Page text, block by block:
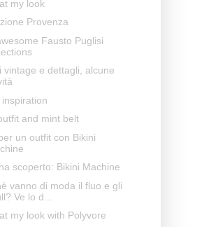
my look
Provenza
Fausto Puglisi
vintage e dettagli, alcune
inspiration
and mint belt
un outfit con Bikini
scoperto: Bikini Machine
vanno di moda il fluo e gli
Ve lo d...
my look with Polyvore